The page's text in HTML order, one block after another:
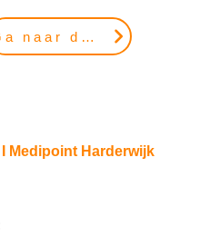
Ga naar de website
I Medipoint Harderwijk